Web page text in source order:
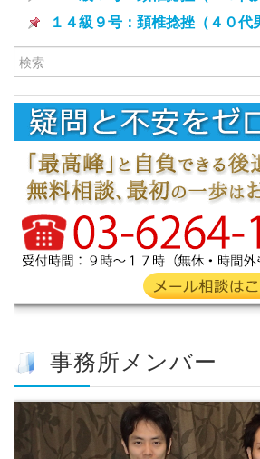
１４級９号：頚椎捻挫（４０代
事務所メンバー